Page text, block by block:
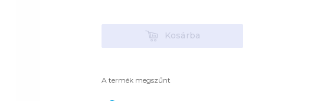
KosárbaKosárba
A termék megszűnt